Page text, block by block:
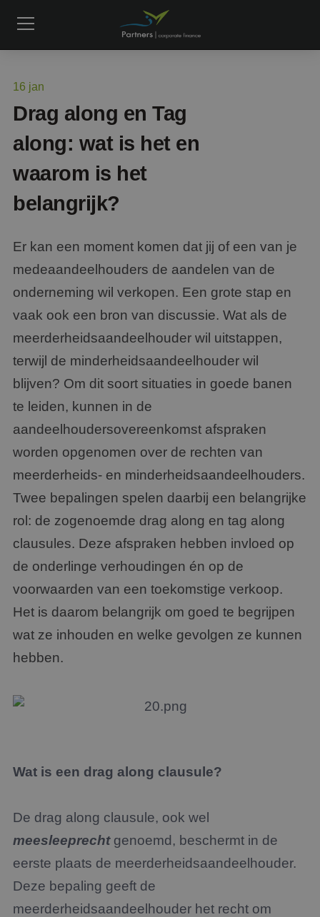
16 jan
Drag along en Tag
along: wat is het en
waarom is het
belangrijk?
Er kan een moment komen dat jij of een van je
medeaandeelhouders de aandelen van de
onderneming wil verkopen. Een grote stap en
vaak ook een bron van discussie. Wat als de
meerderheidsaandeelhouder wil uitstappen,
terwijl de minderheidsaandeelhouder wil
blijven? Om dit soort situaties in goede banen
te leiden, kunnen in de
aandeelhoudersovereenkomst afspraken
worden opgenomen over de rechten van
meerderheids- en minderheidsaandeelhouders.
Twee bepalingen spelen daarbij een belangrijke
rol: de zogenoemde drag along en tag along
clausules. Deze afspraken hebben invloed op
de onderlinge verhoudingen én op de
voorwaarden van een toekomstige verkoop.
Het is daarom belangrijk om goed te begrijpen
wat ze inhouden en welke gevolgen ze kunnen
hebben.
Wat is een drag along clausule?
De drag along clausule, ook wel
meesleeprecht genoemd, beschermt in de
eerste plaats de meerderheidsaandeelhouder.
Deze bepaling geeft de
meerderheidsaandeelhouder het recht om